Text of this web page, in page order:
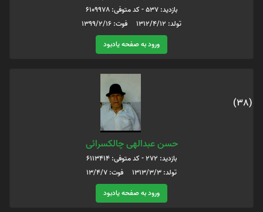
بازدید: 537 - کد متوفی: 6109978
تولد: 1312/4/12 فوت: 1399/2/16
ورود به صفحه یادبود
(38)
حسن عبدالهی چالکسرائی
بازدید: 272 - کد متوفی: 6113414
تولد: 1313/3/3 فوت: 13/4/7
ورود به صفحه یادبود